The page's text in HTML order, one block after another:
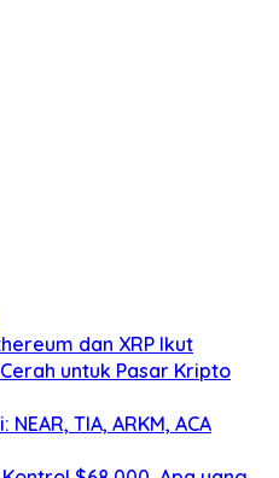
dan XRP Ikut
untuk Pasar Kripto
TIA, ARKM, ACA